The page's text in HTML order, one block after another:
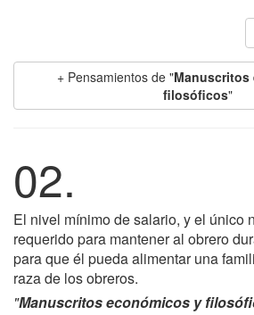
+ Pensamientos de "Manuscritos
filosóficos"
02.
El nivel mínimo de salario, y el único
requerido para mantener al obrero
para que él pueda alimentar una
raza de los obreros.
"Manuscritos económicos y